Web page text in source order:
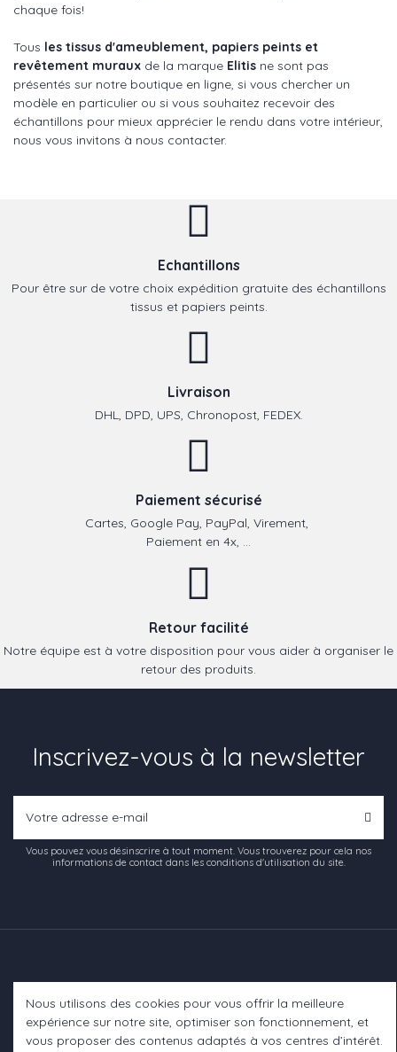
chaque fois!
Tous les tissus d'ameublement, papiers peints et
revêtement muraux de la marque Elitis ne sont pas
présentés sur notre boutique en ligne, si vous chercher un
modèle en particulier ou si vous souhaitez recevoir des
échantillons pour mieux apprécier le rendu dans votre intérieur,
nous vous invitons à nous contacter.
Echantillons
Pour être sur de votre choix expédition gratuite des échantillons
tissus et papiers peints.
Livraison
DHL, DPD, UPS, Chronopost, FEDEX.
Paiement sécurisé
Cartes, Google Pay, PayPal, Virement,
Paiement en 4x, ...
Retour facilité
Notre équipe est à votre disposition pour vous aider à organiser le
retour des produits.
Inscrivez-vous à la newsletter
Vous pouvez vous désinscrire à tout moment. Vous trouverez pour cela nos
informations de contact dans les conditions d'utilisation du site.
Informations
Nous utilisons des cookies pour vous offrir la meilleure
expérience sur notre site, optimiser son fonctionnement, et
vous proposer des contenus adaptés à vos centres d’intérêt.